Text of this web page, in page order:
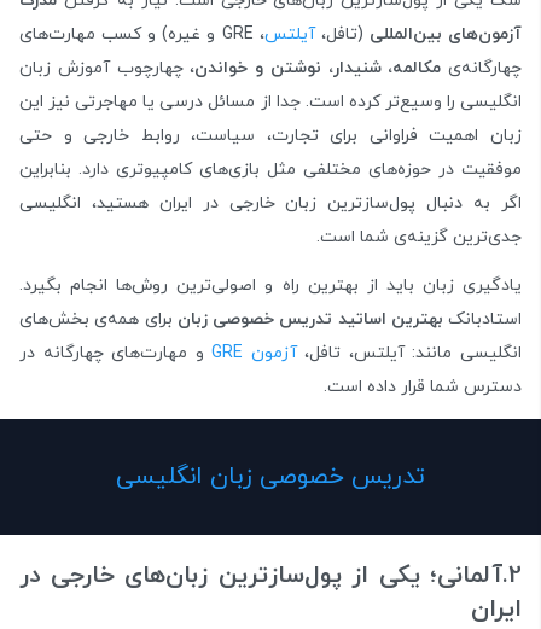
آزمون‌های بین‌المللی (تافل،آیلتس
، GRE و غیره) و کسب مهارت‌های
چهارگانه‌ی مکالمه، شنیدار، نوشتن و خواندن، چهارچوب آموزش زبان
انگلیسی را وسیع‌تر کرده است. جدا از مسائل درسی یا مهاجرتی نیز این
زبان اهمیت فراوانی برای تجارت، سیاست، روابط خارجی و حتی
موفقیت در حوزه‌های مختلفی مثل بازی‌های کامپیوتری دارد. بنابراین
اگر به دنبال پول‌سازترین زبان خارجی در ایران هستید، انگلیسی
جدی‌ترین گزینه‌ی شما است.
یادگیری زبان باید از بهترین راه و اصولی‌ترین روش‌ها انجام بگیرد.
استادبانک بهترین اساتید تدریس خصوصی زبان برای همه‌ی بخش‌های
انگلیسی مانند: آیلتس، تافل،آزمون GRE
و مهارت‌های چهارگانه در
دسترس شما قرار داده است.
تدریس خصوصی زبان انگلیسی
2.آلمانی؛ یکی از پول‌سازترین زبان‌های خارجی در
ایران